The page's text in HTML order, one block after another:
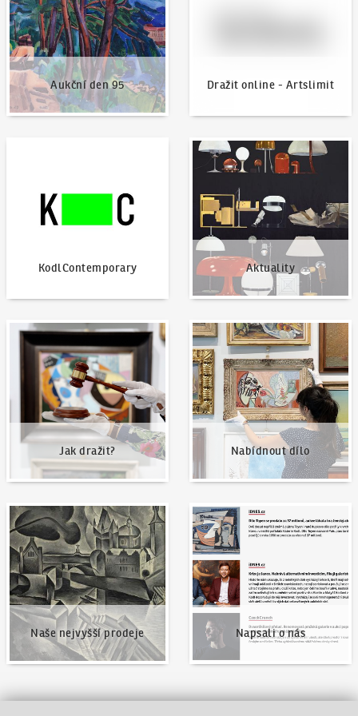
Aukční den 95 Dražit online - Artslimit
KodlContemporary Aktuality
Aktuality
Jak dražit?
Jak dražit?
Nabídnout dílo
Nabídnout dílo
Naše nejvyšší prodeje
Naše nejvyšší prodeje
Napsali o nás
Napsali o nás